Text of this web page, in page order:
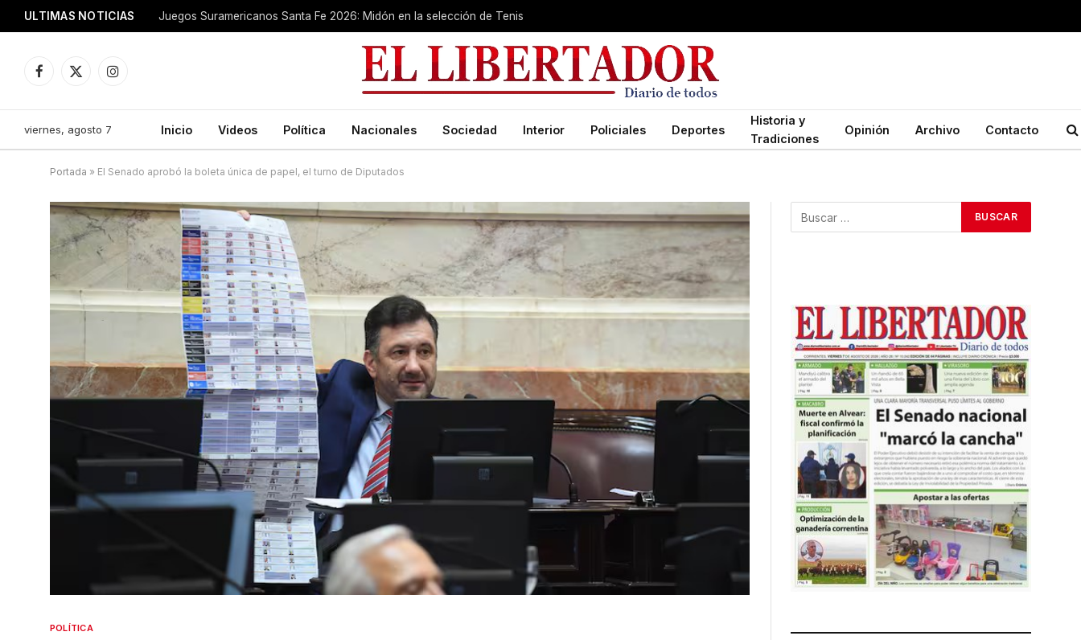
ULTIMAS NOTICIAS Juegos Suramericanos Santa Fe 2026: Midón en la selección de Tenis
Facebook
X
Instagram
viernes, agosto 7 Inicio Videos Política Nacionales Sociedad Interior Policiales Deportes
Historia y
Tradiciones
Opinión Archivo Contacto
Portada » El Senado aprobó la boleta única de papel, el turno de Diputados
POLÍTICA